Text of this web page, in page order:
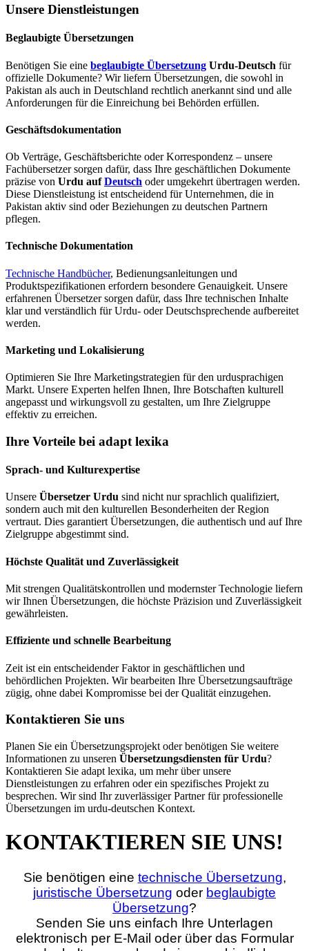
Unsere Dienstleistungen
Beglaubigte Übersetzungen
Benötigen Sie eine beglaubigte Übersetzung Urdu-Deutsch für
offizielle Dokumente? Wir liefern Übersetzungen, die sowohl in
Pakistan als auch in Deutschland rechtlich anerkannt sind und alle
Anforderungen für die Einreichung bei Behörden erfüllen.
Geschäftsdokumentation
Ob Verträge, Geschäftsberichte oder Korrespondenz – unsere
Fachübersetzer sorgen dafür, dass Ihre geschäftlichen Dokumente
präzise von Urdu aufDeutsch oder umgekehrt übertragen werden.
Diese Dienstleistung ist entscheidend für Unternehmen, die in
Pakistan aktiv sind oder Beziehungen zu deutschen Partnern
pflegen.
Technische Dokumentation
Technische Handbücher, Bedienungsanleitungen und
Produktspezifikationen erfordern besondere Genauigkeit. Unsere
erfahrenen Übersetzer sorgen dafür, dass Ihre technischen Inhalte
klar und verständlich für Urdu- oder Deutschsprechende aufbereitet
werden.
Marketing und Lokalisierung
Optimieren Sie Ihre Marketingstrategien für den urdusprachigen
Markt. Unsere Experten helfen Ihnen, Ihre Botschaften kulturell
angepasst und wirkungsvoll zu gestalten, um Ihre Zielgruppe
effektiv zu erreichen.
Ihre Vorteile bei adapt lexika
Sprach- und Kulturexpertise
Unsere Übersetzer Urdu sind nicht nur sprachlich qualifiziert,
sondern auch mit den kulturellen Besonderheiten der Region
vertraut. Dies garantiert Übersetzungen, die authentisch und auf Ihre
Zielgruppe abgestimmt sind.
Höchste Qualität und Zuverlässigkeit
Mit strengen Qualitätskontrollen und modernster Technologie liefern
wir Ihnen Übersetzungen, die höchste Präzision und Zuverlässigkeit
gewährleisten.
Effiziente und schnelle Bearbeitung
Zeit ist ein entscheidender Faktor in geschäftlichen und
behördlichen Projekten. Wir bearbeiten Ihre Übersetzungsaufträge
zügig, ohne dabei Kompromisse bei der Qualität einzugehen.
Kontaktieren Sie uns
Planen Sie ein Übersetzungsprojekt oder benötigen Sie weitere
Informationen zu unseren Übersetzungsdiensten für Urdu?
Kontaktieren Sie adapt lexika, um mehr über unsere
Dienstleistungen zu erfahren oder ein spezifisches Projekt zu
besprechen. Wir sind Ihr zuverlässiger Partner für professionelle
Übersetzungen im urdu-deutschen Kontext.
KONTAKTIEREN SIE UNS!
Sie benötigen eine technische Übersetzung,
juristische Übersetzung oder beglaubigte
Übersetzung?
Senden Sie uns einfach Ihre Unterlagen
elektronisch per E‑Mail oder über das Formular